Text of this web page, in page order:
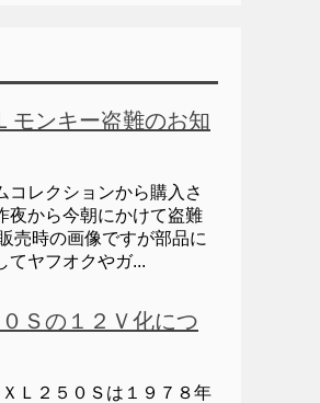
モンキー盗難のお知
コレクションから購入さ
夜から今朝にかけて盗難
売時の画像ですが部品に
てヤフオクやガ...
Ｓの１２Ｖ化につ
ＸＬ２５０Ｓは１９７８年